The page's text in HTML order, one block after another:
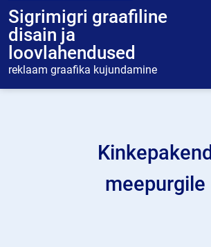
Sigrimigri graafiline
disain ja
loovlahendused
reklaam graafika kujundamine
Kinkepakend
meepurgile